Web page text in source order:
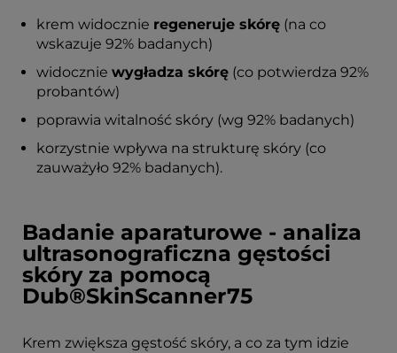
krem widocznie regeneruje skórę (na co
wskazuje 92% badanych)
widocznie wygładza skórę (co potwierdza 92%
probantów)
poprawia witalność skóry (wg 92% badanych)
korzystnie wpływa na strukturę skóry (co
zauważyło 92% badanych).
Badanie aparaturowe - analiza
ultrasonograficzna gęstości
skóry za pomocą
Dub®SkinScanner75
Krem zwiększa gęstość skóry, a co za tym idzie